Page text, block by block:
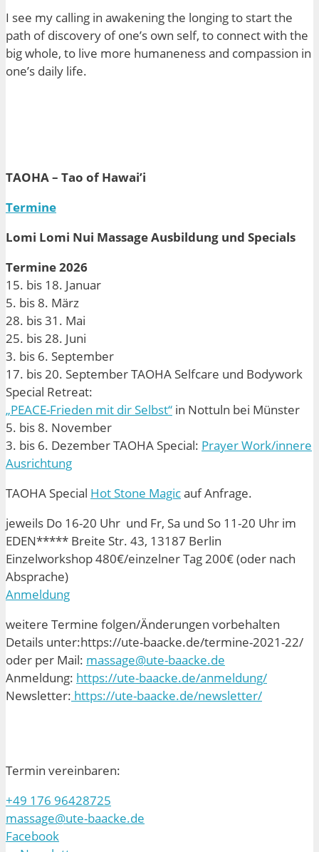
I see my calling in awakening the longing to start the
path of discovery of one’s own self, to connect with the
big whole, to live more humanenessand compassion in
one’s daily life.
TAOHA – Tao of Hawai’i
Termine
Lomi Lomi Nui Massage Ausbildung und Specials
Termine 2026
15. bis 18. Januar
5. bis 8. März
28. bis 31. Mai
25. bis 28. Juni
3. bis 6. September
17. bis 20. September TAOHA Selfcare und Bodywork
Special Retreat:
„PEACE-Frieden mit dir Selbst“ in Nottuln bei Münster
5. bis 8. November
3. bis 6. Dezember TAOHA Special: Prayer Work/innere
Ausrichtung
TAOHA Special Hot Stone Magicauf Anfrage.
jeweils Do 16-20 Uhr und Fr, Sa und So 11-20 Uhr im
EDEN***** Breite Str. 43, 13187 Berlin
Einzelworkshop 480€/einzelner Tag 200€ (oder nach
Absprache)
Anmeldung
weitere Termine folgen/Änderungen vorbehalten
Details unter:https://ute-baacke.de/termine-2021-22/
oder per Mail: massage@ute-baacke.de
Anmeldung: https://ute-baacke.de/anmeldung/
Newsletter: https://ute-baacke.de/newsletter/
Termin vereinbaren:
+49 176 96428725
massage@ute-baacke.de
Facebook